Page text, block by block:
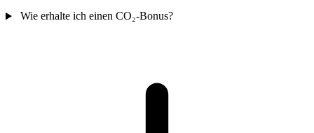
Wie erhalte ich einen CO₂-Bonus?